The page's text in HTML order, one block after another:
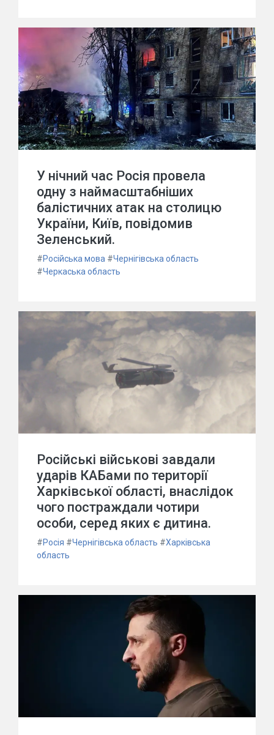
У нічний час Росія провела
одну з наймасштабніших
балістичних атак на столицю
України, Київ, повідомив
Зеленський.
#Російська мова #Чернігівська область
#Черкаська область
Російські військові завдали
ударів КАБами по території
Харківської області, внаслідок
чого постраждали чотири
особи, серед яких є дитина.
#Росія #Чернігівська область #Харківська
область